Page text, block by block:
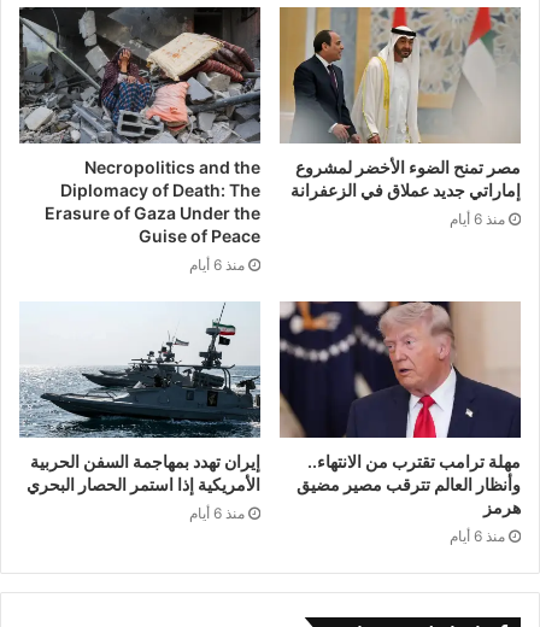
مصر تمنح الضوء الأخضر لمشروع
إماراتي جديد عملاق في الزعفرانة
منذ 6 أيام
Necropolitics and the
Diplomacy of Death: The
Erasure of Gaza Under the
Guise of Peace
منذ 6 أيام
مهلة ترامب تقترب من الانتهاء..
وأنظار العالم تترقب مصير مضيق
هرمز
منذ 6 أيام
إيران تهدد بمهاجمة السفن الحربية
الأمريكية إذا استمر الحصار البحري
منذ 6 أيام